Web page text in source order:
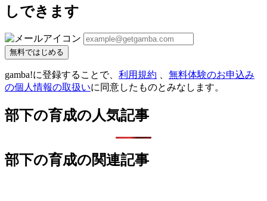
しできます
無料ではじめる
gamba!に登録することで、 利用規約
無料体験のお申込み
の個人情報の取扱いに同意したものとみなします。
部下の育成の人気記事
部下の育成の関連記事